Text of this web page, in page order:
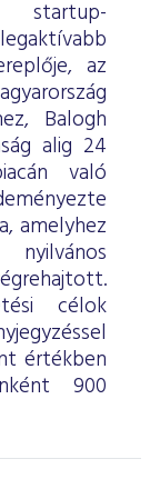
startup-
az
Balogh
alig 24
való
amelyhez
célok
értékben
900